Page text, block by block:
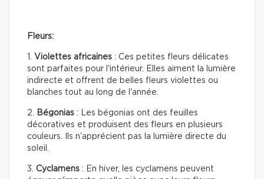
Fleurs:
1. Violettes africaines : Ces petites fleurs délicates
sont parfaites pour l'intérieur. Elles aiment la lumière
indirecte et offrent de belles fleurs violettes ou
blanches tout au long de l'année.
2. Bégonias : Les bégonias ont des feuilles
décoratives et produisent des fleurs en plusieurs
couleurs. Ils n’apprécient pas la lumière directe du
soleil.
3. Cyclamens : En hiver, les cyclamens peuvent